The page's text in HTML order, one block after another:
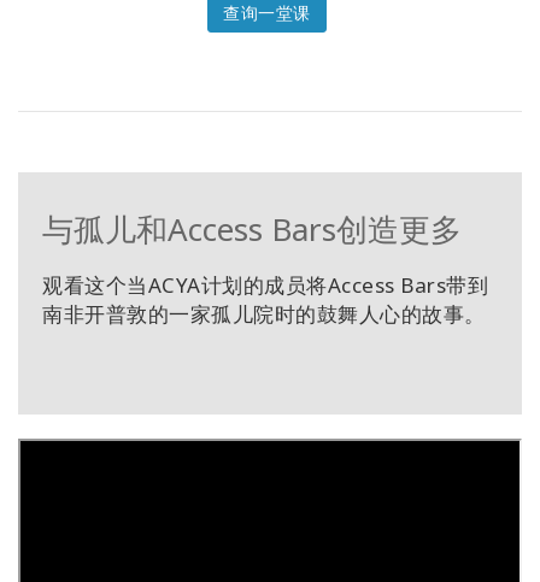
查询一堂课
与孤儿和Access Bars创造更多
观看这个当ACYA计划的成员将Access Bars带到
南非开普敦的一家孤儿院时的鼓舞人心的故事。